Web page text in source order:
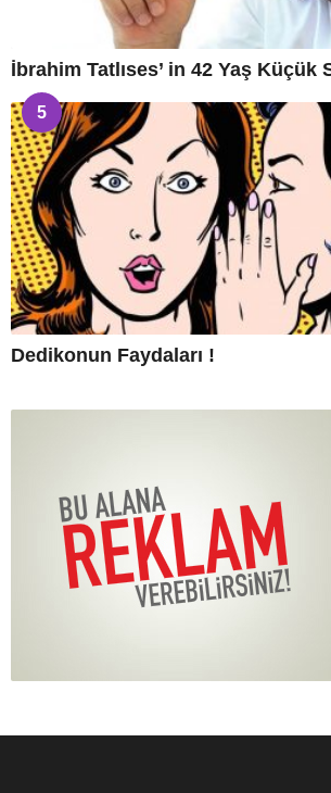
İbrahim Tatlıses’ in 42 Yaş Küçük
5
Dedikonun Faydaları !